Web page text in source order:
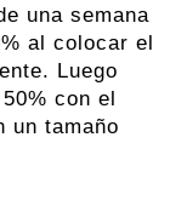
una semana
al colocar el
Luego
con el
un tamaño